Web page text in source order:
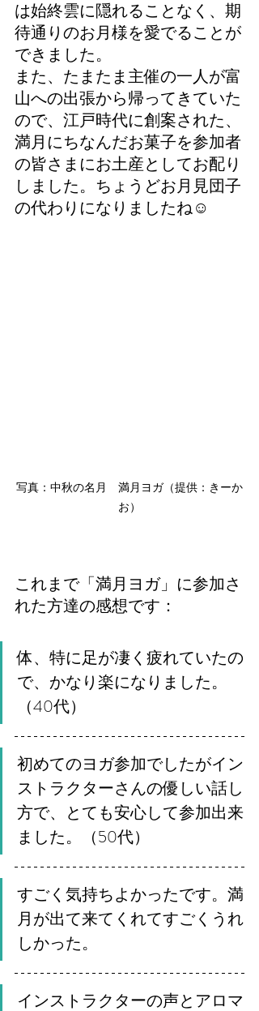
は始終雲に隠れることなく、期
待通りのお月様を愛でることが
できました。
また、たまたま主催の一人が富
山への出張から帰ってきていた
ので、江戸時代に創案された、
満月にちなんだお菓子を参加者
の皆さまにお土産としてお配り
しました。ちょうどお月見団子
の代わりになりましたね☺
写真：中秋の名月　満月ヨガ（提供：きーか
お）
これまで「満月ヨガ」に参加さ
れた方達の感想です：
体、特に足が凄く疲れていたの
で、かなり楽になりました。
（40代）
初めてのヨガ参加でしたがイン
ストラクターさんの優しい話し
方で、とても安心して参加出来
ました。（50代）
すごく気持ちよかったです。満
月が出て来てくれてすごくうれ
しかった。
インストラクターの声とアロマ